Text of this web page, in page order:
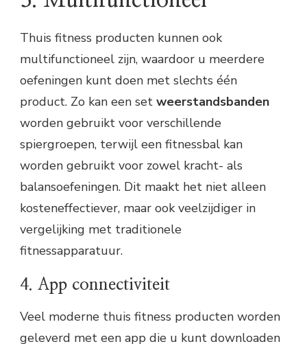
Thuis fitness producten kunnen ook
multifunctioneel zijn, waardoor u meerdere
oefeningen kunt doen met slechts één
product. Zo kan een set weerstandsbanden
worden gebruikt voor verschillende
spiergroepen, terwijl een fitnessbal kan
worden gebruikt voor zowel kracht- als
balansoefeningen. Dit maakt het niet alleen
kosteneffectiever, maar ook veelzijdiger in
vergelijking met traditionele
fitnessapparatuur.
4. App connectiviteit
Veel moderne thuis fitness producten worden
geleverd met een app die u kunt downloaden